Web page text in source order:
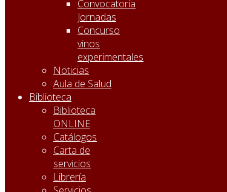
Convocatoria
Jornadas
Concurso
vinos
experimentales
Noticias
Aula de Salud
Biblioteca
Biblioteca
ONLINE
Catálogos
Carta de
servicios
Librería